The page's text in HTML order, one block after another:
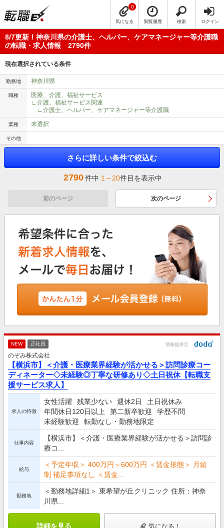
気になる
0
閲覧履歴 検索 ログイン
8/7更新！神奈川県の介護士、ヘルパー、ケアマネージャー等介護職
の転職・求人情報 2790件
現在選択されている条件
勤務地 神奈川県
職種
医療、介護、福祉サービス
∟介護、福祉サービス関連
∟介護士、ヘルパー、ケアマネージャー等介護職
業種 未選択
その他
さらに詳しい条件で絞込む
2790件中 1～20件目を表示中
前のページ 次のページ
NEW 正社員 情報提供元
のぞみ株式会社
【横浜市】＜介護・医療業界経験が活かせる＞訪問診療コー
ディネーター◇未経験◎丁寧な研修あり◇土日祝休【転職支
援サービス求人】
求人の特徴
女性活躍 残業少ない 週休2日
土日祝休み
年間休日120日以上
第二新卒歓迎
学歴不問
未経験歓迎
転勤なし・勤務地限定
仕事内容
【横浜市】＜介護・医療業界経験が活かせる＞訪問診
療コ...
給与
＜予定年収＞ 400万円～600万円 ＜賃金形態＞ 月給
制 補足事項なし ＜賃金...
勤務地
＜勤務地詳細1＞ 東希望が丘クリニック 住所：神奈
川県...
詳細を見る 気になる！